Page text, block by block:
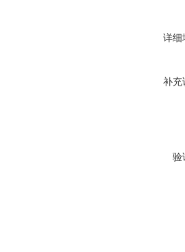
详细
补充
验